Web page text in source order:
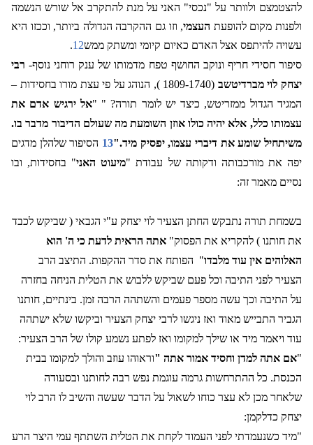
להצטמצם ולוותר על "נכסי" האני על מנת להתקרב אל שורש הנשמה
ולפנות מקום להופעת העצמי, וזו גם ההקרבה הגדולה ביותר, וככזו היא
עשויה להיתפס אצל האדם כאיום קיומי ומשתק ממש12
.
סיפור חסידי חריף ונוקב החושף טפח מדמותו של ענק רוחני נוסף- רבי
יצחק לוי מברדיטשב
(1809-1740 ), הנוהג על פי עצת מורו בחסידות –
המגיד הגדול ממזריטש, כיצד יש לומר תורה? " "אל ירגיש אדם את
עצמותו כלל, אלא יהיה כולו אוזן השומעת מה שעולם הדיבור מדבר בו.
משיתחיל שומע את דיברי עצמו, יפסיק מיד."13 הסיפור שלהלן מדגים
יפה את מורכבותה ודקותה של עבודת "מיעוט האני" בחסידות, ובו
נסיים מאמר זה:
בשמחת תורה נתבקש החתן הצעיר לוי יצחק ע"י הגבאי ( שביקש לכבד
את חותנו ) להקריא את הפסוק" אתה הראית לדעת כי ה' הוא
האלוהים אין עוד מלבדו" הפותח את סדר ההקפות. התיצב הרב
הצעיר לפני התיבה וכל פעם שביקש ללבוש את הטלית הניחה בחזרה
על התיבה וכך עשה מספר פעמים והשתהה הרבה זמן. בינתיים, חותנו
הגביר התבייש מאוד ואז ניגשו לרבי יצחק הצעיר וביקשו שלא ישתהה
עוד ויאמר מיד או שילך למקומו ואז לפתע נשמע קולו של הרב הצעיר:
"אם אתה למדן וחסיד אמור אתה "וראוהו עוזב והולך למקומו בבית
הכנסת. כל ההתרחשות גרמה עוגמת נפש רבה לחותנו ובסעודה
שלאחר מכן לא עצר כוחו לשאול על הדבר שעשה והשיב לו הרב לוי
יצחק כדלקמן:
"מיד כשנעמדתי לפני העמוד לקחת את הטלית השתתף עמי היצר הרע